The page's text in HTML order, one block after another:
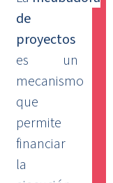
Índice
de
proyectos
es un
mecanismo
que
permite
financiar
la